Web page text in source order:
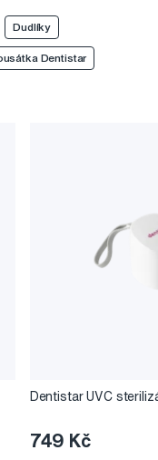
Dudlíky
Dentistar
Dentistar UVC
749 Kč